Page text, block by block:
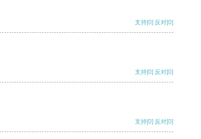
支持[0] 反对[0]
支持[0] 反对[0]
支持[0] 反对[0]